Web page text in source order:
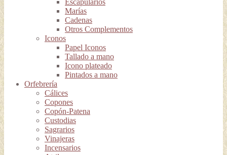
Escapularios
Marías
Cadenas
Otros Complementos
Iconos
Papel Iconos
Tallado a mano
Icono plateado
Pintados a mano
Orfebrería
Cálices
Copones
Copón-Patena
Custodias
Sagrarios
Vinajeras
Incensarios